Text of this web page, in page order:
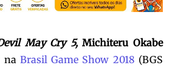
May Cry 5, Michiteru Okabe
na Brasil Game Show 2018 (BGS